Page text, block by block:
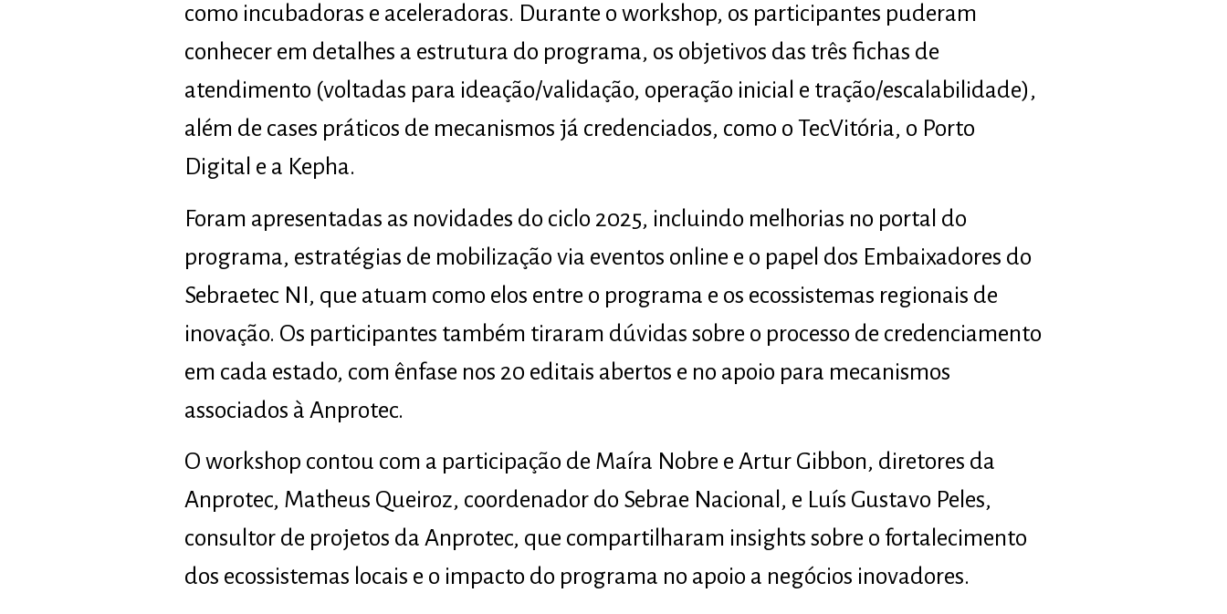
como incubadoras e aceleradoras. Durante o workshop, os participantes puderam
conhecer em detalhes a estrutura do programa, os objetivos das três fichas de
atendimento (voltadas para ideação/validação, operação inicial e tração/escalabilidade),
além de cases práticos de mecanismos já credenciados, como o TecVitória, o Porto
Digital e a Kepha.
Foram apresentadas as novidades do ciclo 2025, incluindo melhorias no portal do
programa, estratégias de mobilização via eventos online e o papel dos Embaixadores do
Sebraetec NI, que atuam como elos entre o programa e os ecossistemas regionais de
inovação. Os participantes também tiraram dúvidas sobre o processo de credenciamento
em cada estado, com ênfase nos 20 editais abertos e no apoio para mecanismos
associados à Anprotec.
O workshop contou com a participação de Maíra Nobre e Artur Gibbon, diretores da
Anprotec, Matheus Queiroz, coordenador do Sebrae Nacional, e Luís Gustavo Peles,
consultor de projetos da Anprotec, que compartilharam insights sobre o fortalecimento
dos ecossistemas locais e o impacto do programa no apoio a negócios inovadores.